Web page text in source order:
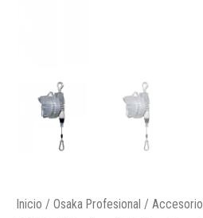
Inicio / Osaka Profesional /